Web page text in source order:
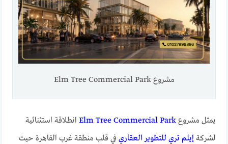
مشروع Elm Tree Commercial Park
يمثل مشروعElm Tree Commercial Park انطلاقة استثنائية
لشركة إيلم تري للتطوير العقاري في قلب منطقة غرب القاهرة حيث